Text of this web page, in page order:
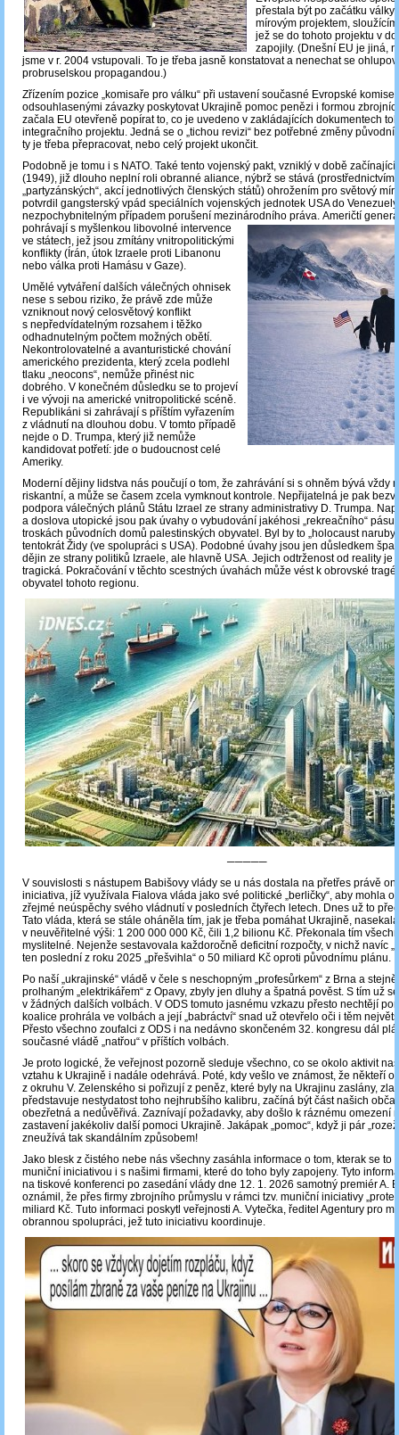
přestala být po začátku války
mírovým projektem,
jež se do tohoto projektu v
zapojily. (Dnešní EU je jiná,
jsme v r. 2004 vstupovali. To je třeba jasně konstatovat a nenechat se
probruselskou propagandou.)
Zřízením pozice „komisaře pro válku“ při ustavení současné Evropské komise
odsouhlasenými závazky poskytovat Ukrajině pomoc penězi i formou
začala EU otevřeně popírat to, co je uvedeno v zakládajících dokumentech
integračního projektu. Jedná se o „tichou revizi“ bez potřebné změny
ty je třeba přepracovat, nebo celý projekt ukončit.
Podobně je tomu i s NATO. Také tento vojenský pakt, vzniklý v době začínající
(1949), již dlouho neplní roli obranné aliance, nýbrž se stává (prostřednictvím
„partyzánských“, akcí jednotlivých členských států) ohrožením pro světový
potvrdil gangsterský vpád speciálních vojenských jednotek USA do
nezpochybnitelným případem porušení mezinárodního práva. Američtí
pohrávají s myšlenkou libovolné intervence
ve státech, jež jsou zmítány vnitropolitickými
konflikty (Írán, útok Izraele proti Libanonu
nebo válka proti Hamásu v Gaze).
Umělé vytváření dalších válečných ohnisek
nese s sebou riziko, že právě zde může
vzniknout nový celosvětový konflikt
s nepředvídatelným rozsahem i těžko
odhadnutelným počtem možných obětí.
Nekontrolovatelné a avanturistické chování
amerického prezidenta, který zcela podlehl
tlaku „neocons“, nemůže přinést nic
dobrého. V konečném důsledku se to projeví
i ve vývoji na americké vnitropolitické scéně.
Republikáni si zahrávají s příštím vyřazením
z vládnutí na dlouhou dobu. V tomto případě
nejde o D. Trumpa, který již nemůže
kandidovat potřetí: jde o budoucnost celé
Ameriky.
Moderní dějiny lidstva nás poučují o tom, že zahrávání si s ohněm bývá vždy
riskantní, a může se časem zcela vymknout kontrole. Nepřijatelná je pak
podpora válečných plánů Státu Izrael ze strany administrativy D. Trumpa.
a doslova utopické jsou pak úvahy o vybudování jakéhosi „rekreačního“ pásu
troskách původních domů palestinských obyvatel. Byl by to „holocaust
tentokrát Židy (ve spolupráci s USA). Podobné úvahy jsou jen důsledkem
dějin ze strany politiků Izraele, ale hlavně USA. Jejich odtrženost od reality je
tragická. Pokračování v těchto scestných úvahách může vést k obrovské
obyvatel tohoto regionu.
─────
V souvislosti s nástupem Babišovy vlády se u nás dostala na přetřes právě
iniciativa, jíž využívala Fialova vláda jako své politické „berličky“, aby mohla
zřejmé neúspěchy svého vládnutí v posledních čtyřech letech. Dnes už to
Tato vláda, která se stále oháněla tím, jak je třeba pomáhat Ukrajině,
v neuvěřitelné výši: 1 200 000 000 Kč, čili 1,2 bilionu Kč. Překonala tím
myslitelné. Nejenže sestavovala každoročně deficitní rozpočty, v nichž navíc
ten poslední z roku 2025 „přešvihla“ o 50 miliard Kč oproti původnímu plánu.
Po naší „ukrajinské“ vládě v čele s neschopným „profesůrkem“ z Brna a
prolhaným „elektrikářem“ z Opavy, zbyly jen dluhy a špatná pověst. S tím už
v žádných dalších volbách. V ODS tomuto jasnému vzkazu přesto nechtějí
koalice prohrála ve volbách a její „babráctví“ snad už otevřelo oči i těm
Přesto všechno zoufalci z ODS i na nedávno skončeném 32. kongresu dál
současné vládě „natřou“ v příštích volbách.
Je proto logické, že veřejnost pozorně sleduje všechno, co se okolo aktivit
vztahu k Ukrajině i nadále odehrává. Poté, kdy vešlo ve známost, že někteří
z okruhu V. Zelenského si pořizují z peněz, které byly na Ukrajinu zaslány,
představuje nestydatost toho nejhrubšího kalibru, začíná být část našich
obezřetná a nedůvěřivá. Zaznívají požadavky, aby došlo k ráznému omezení
zastavení jakékoliv další pomoci Ukrajině. Jakápak „pomoc“, když ji pár
zneužívá tak skandálním způsobem!
Jako blesk z čistého nebe nás všechny zasáhla informace o tom, kterak se to
muniční iniciativou i s našimi firmami, které do toho byly zapojeny. Tyto
na tiskové konferenci po zasedání vlády dne 12. 1. 2026 samotný premiér A.
oznámil, že přes firmy zbrojního průmyslu v rámci tzv. muniční iniciativy
miliard Kč. Tuto informaci poskytl veřejnosti A. Vytečka, ředitel Agentury pro
obrannou spolupráci, jež tuto iniciativu koordinuje.